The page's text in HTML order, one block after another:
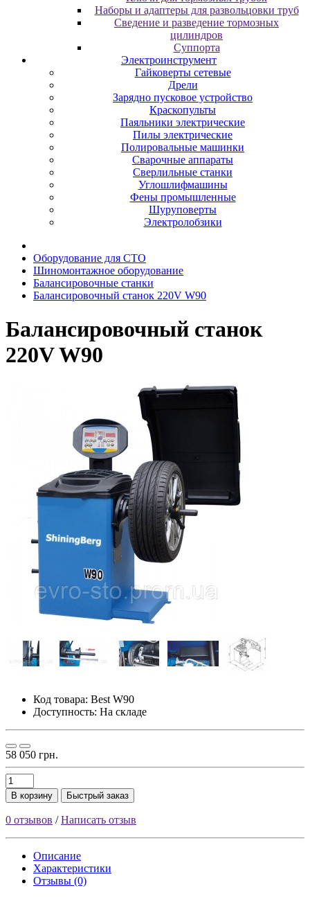
Наборы и адаптеры для развольцовки труб
Сведение и разведение тормозных
цилиндров
Суппорта
Электроинструмент
Гайковерты сетевые
Дрели
Зарядно пусковое устройство
Краскопульты
Паяльники электрические
Пилы электрические
Полировальные машинки
Сварочные аппараты
Сверлильные станки
Углошлифмашины
Фены промышленные
Шуруповерты
Электролобзики
Oбopудoвaниe для CTO
Шиномонтажное оборудование
Бaлaнcиpoвoчныe cтaнки
Балансировочный станок 220V W90
Балансировочный станок
220V W90
Код товара: Best W90
Доступность: На складе
58 050 грн.
В корзину Быстрый заказ
0 отзывов /Написать отзыв
Описание
Характеристики
Отзывы (0)